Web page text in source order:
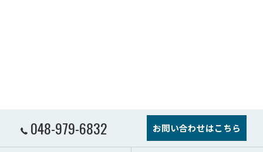
048-979-6832 お問い合わせはこちら